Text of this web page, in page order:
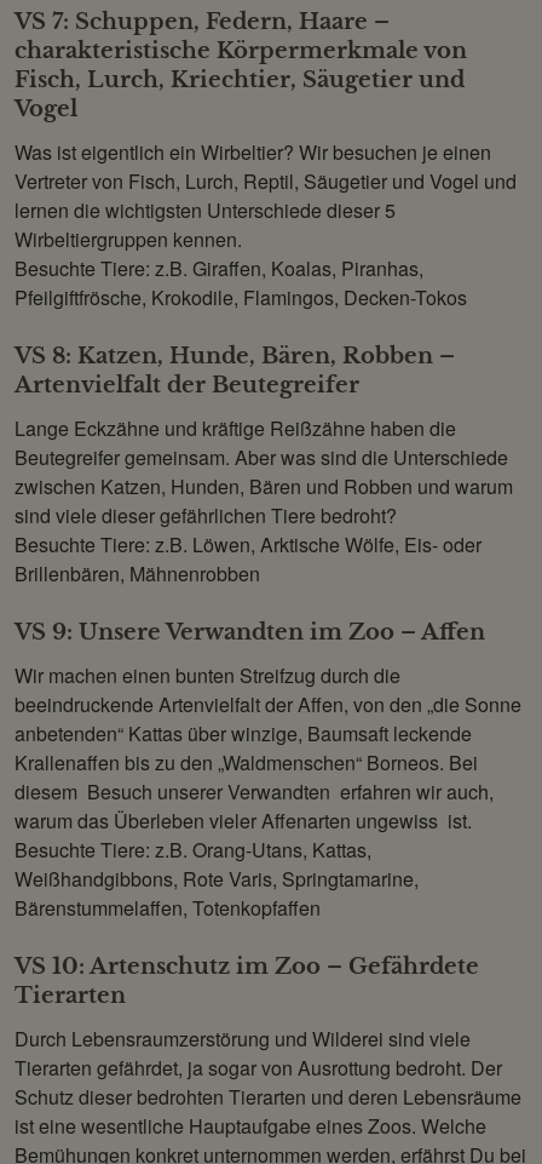
VS 7: Schuppen, Federn, Haare –
charakteristische Körpermerkmale von
Fisch, Lurch, Kriechtier, Säugetier und
Vogel
Was ist eigentlich ein Wirbeltier? Wir besuchen je einen
Vertreter von Fisch, Lurch, Reptil, Säugetier und Vogel und
lernen die wichtigsten Unterschiede dieser 5
Wirbeltiergruppen kennen.
Besuchte Tiere: z.B. Giraffen, Koalas, Piranhas,
Pfeilgiftfrösche, Krokodile, Flamingos, Decken-Tokos
VS 8: Katzen, Hunde, Bären, Robben –
Artenvielfalt der Beutegreifer
Lange Eckzähne und kräftige Reißzähne haben die
Beutegreifer gemeinsam. Aber was sind die Unterschiede
zwischen Katzen, Hunden, Bären und Robben und warum
sind viele dieser gefährlichen Tiere bedroht?
Besuchte Tiere: z.B. Löwen, Arktische Wölfe, Eis- oder
Brillenbären, Mähnenrobben
VS 9: Unsere Verwandten im Zoo – Affen
Wir machen einen bunten Streifzug durch die
beeindruckende Artenvielfalt der Affen, von den „die Sonne
anbetenden“ Kattas über winzige, Baumsaft leckende
Krallenaffen bis zu den „Waldmenschen“ Borneos. Bei
diesem Besuch unserer Verwandten erfahren wir auch,
warum das Überleben vieler Affenarten ungewiss ist.
Besuchte Tiere: z.B. Orang-Utans, Kattas,
Weißhandgibbons, Rote Varis, Springtamarine,
Bärenstummelaffen, Totenkopfaffen
VS 10: Artenschutz im Zoo – Gefährdete
Tierarten
Durch Lebensraumzerstörung und Wilderei sind viele
Tierarten gefährdet, ja sogar von Ausrottung bedroht. Der
Schutz dieser bedrohten Tierarten und deren Lebensräume
ist eine wesentliche Hauptaufgabe eines Zoos. Welche
Bemühungen konkret unternommen werden, erfährst Du bei